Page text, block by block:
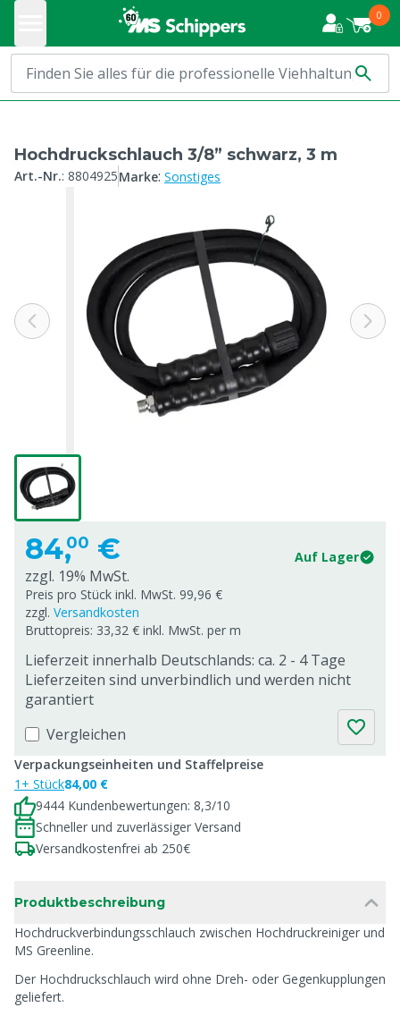
0
Hochdruckschlauch 3/8” schwarz, 3 m
Art.-Nr.: 8804925Marke: Sonstiges
84,00 € Auf Lager
zzgl. 19% MwSt.
Preis pro Stück inkl. MwSt. 99,96 €
zzgl. Versandkosten
Bruttopreis: 33,32 € inkl. MwSt. per m
Lieferzeit innerhalb Deutschlands: ca. 2 - 4 Tage
Lieferzeiten sind unverbindlich und werden nicht
garantiert
Vergleichen
Verpackungseinheiten und Staffelpreise
1+ Stück84,00 €
9444 Kundenbewertungen: 8,3/10
Schneller und zuverlässiger Versand
Versandkostenfrei ab 250€
Produktbeschreibung
Hochdruckverbindungsschlauch zwischen Hochdruckreiniger und
MS Greenline.
Der Hochdruckschlauch wird ohne Dreh- oder Gegenkupplungen
geliefert.